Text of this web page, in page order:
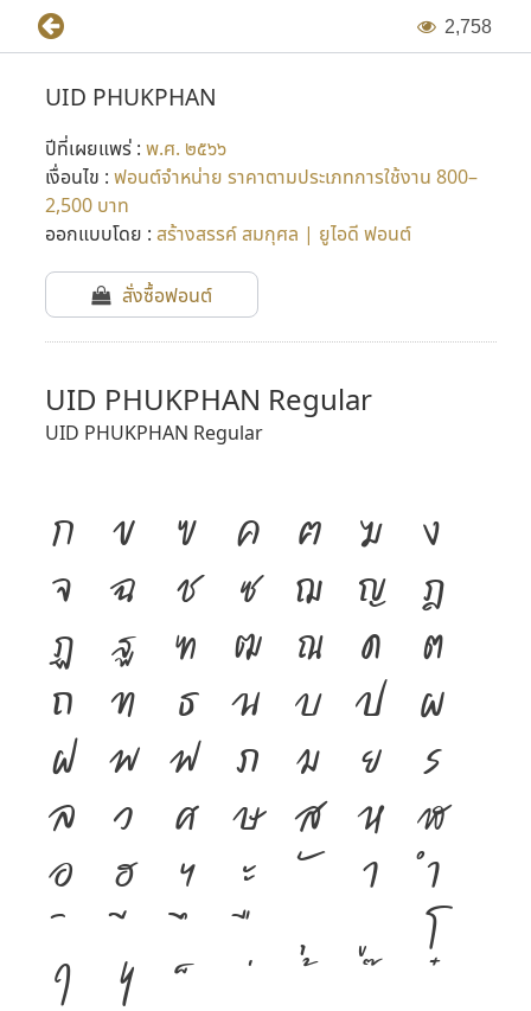
2,758
UID PHUKPHAN
ปีที่เผยแพร่ : พ.ศ. ๒๕๖๖
เงื่อนไข : ฟอนต์จำหน่าย ราคาตามประเภทการใช้งาน 800–
2,500 บาท
ออกแบบโดย : สร้างสรรค์ สมกุศล | ยูไอดี ฟอนต์
สั่งซื้อฟอนต์
UID PHUKPHAN Regular
UID PHUKPHAN Regular
ก ข ฃ ค ฅ ฆ
ง
จ
ฉ ช ซ ฌ ญ
ฎ
ฏ
ฐ ฑ ฒ ณ ด
ต
ถ
ท ธ น บ ป
ผ
ฝ
พ ฟ ภ ม ย
ร
ล
ว ศ ษ ส ห
ฬ
อ
ฮ ฯ ะ า
ำ
โ
ใ
ไ